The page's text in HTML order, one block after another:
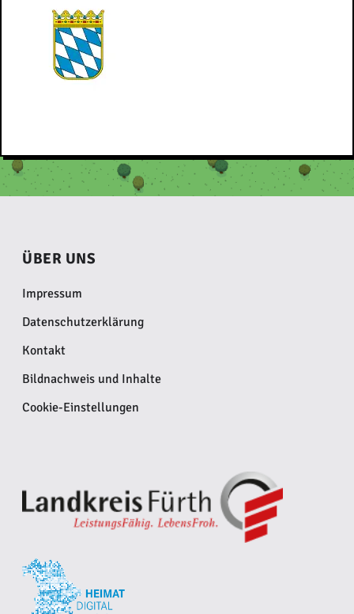
ÜBER UNS
Impressum
Datenschutzerklärung
Kontakt
Bildnachweis und Inhalte
Cookie-Einstellungen